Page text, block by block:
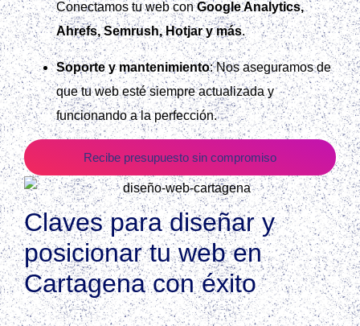
Conectamos tu web conGoogle Analytics,
Ahrefs, Semrush, Hotjar y más.
Soporte y mantenimiento: Nos aseguramos de
que tu web esté siempre actualizada y
funcionando a la perfección.
Recibe presupuesto sin compromiso
Claves para diseñar y
posicionar tu web en
Cartagena con éxito